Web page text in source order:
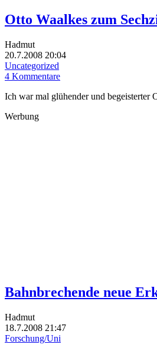
Otto Waalkes zum
Hadmut
20.7.2008 20:04
Uncategorized
4 Kommentare
Ich war mal glühender und begeisterter
Werbung
Bahnbrechende neue
Hadmut
18.7.2008 21:47
Forschung/Uni